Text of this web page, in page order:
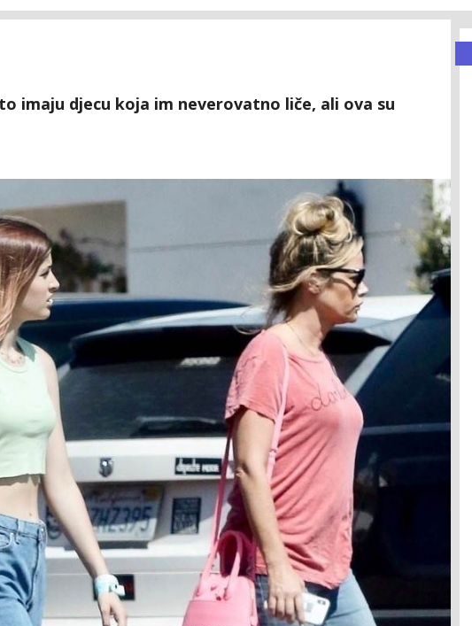
imaju djecu koja im neverovatno liče, ali ova su